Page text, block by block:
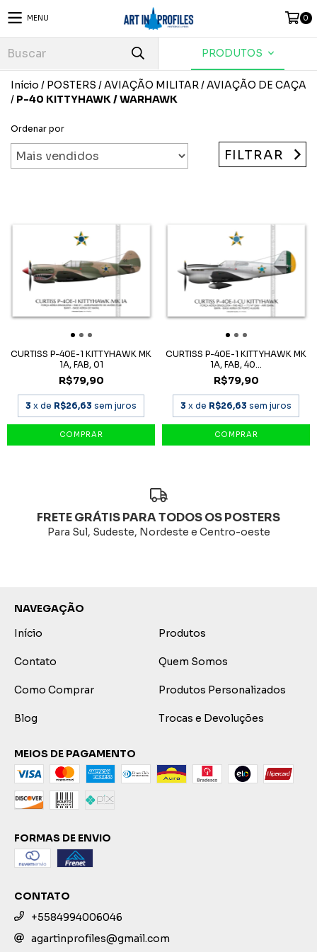
MENU 0
PRODUTOS
Início / POSTERS /AVIAÇÃO MILITAR/AVIAÇÃO DE CAÇA
/ P-40 KITTYHAWK / WARHAWK
Ordenar por
FILTRAR
CURTISS P-40E-1 KITTYHAWK MK
1A, FAB, 01
R$79,90
3 x de R$26,63 sem juros
CURTISS P-40E-1 KITTYHAWK MK
1A, FAB, 40...
R$79,90
3 x de R$26,63 sem juros
FRETE GRÁTIS PARA TODOS OS POSTERS
Para Sul, Sudeste, Nordeste e Centro-oeste
NAVEGAÇÃO
Início
Produtos
Contato Quem Somos
Como Comprar Produtos Personalizados
Blog Trocas e Devoluções
MEIOS DE PAGAMENTO
FORMAS DE ENVIO
CONTATO
+5584994006046
agartinprofiles@gmail.com